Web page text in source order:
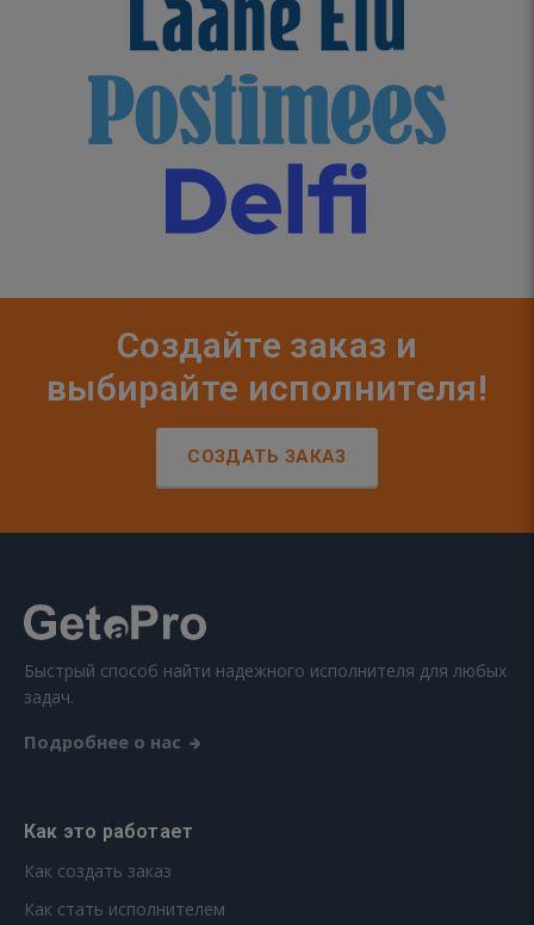
Создайте заказ и
выбирайте исполнителя!
СОЗДАТЬ ЗАКАЗ
Быстрый способ найти надежного исполнителя для любых
задач.
Подробнее о нас
Как это работает
Как создать заказ
Как стать исполнителем